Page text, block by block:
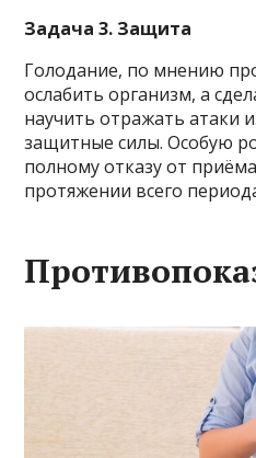
Задача 3. Защита
Голодание, по мнению
ослабить организм, а
научить отражать атаки
защитные силы. Особую
полному отказу от
протяжении всего